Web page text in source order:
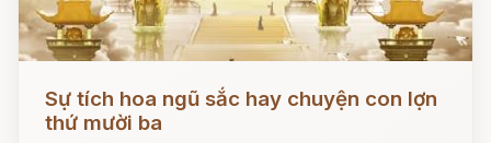
Sự tích hoa ngũ sắc hay chuyện con lợn
thứ mười ba